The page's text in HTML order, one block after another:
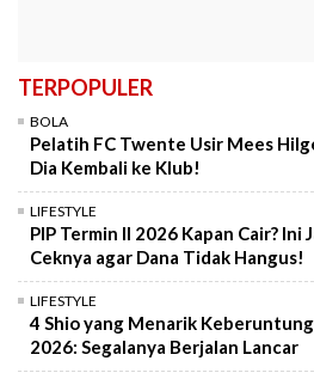
TERPOPULER
BOLA
Pelatih FC Twente Usir Mees
Dia Kembali ke Klub!
LIFESTYLE
PIP Termin II 2026 Kapan Cair? Ini
Ceknya agar Dana Tidak Hangus!
LIFESTYLE
4 Shio yang Menarik
2026: Segalanya Berjalan Lancar